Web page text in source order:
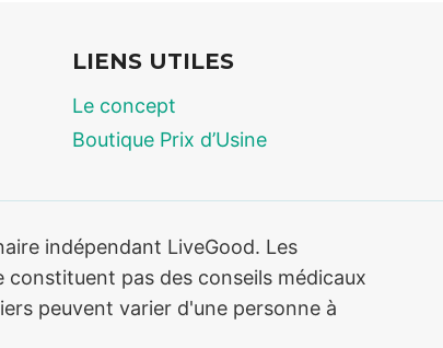
LIENS UTILES
Le concept
Boutique Prix d’Usine
indépendant LiveGood. Les
pas des conseils médicaux
peuvent varier d'une personne à